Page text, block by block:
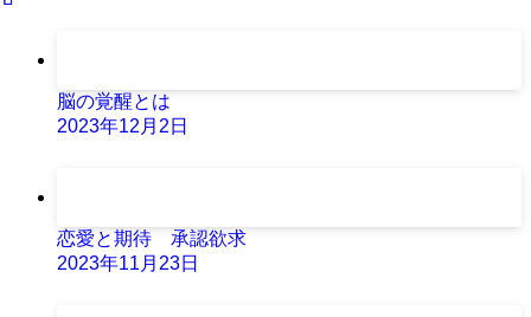
脳の覚醒とは
2023年12月2日
恋愛と期待 承認欲求
2023年11月23日